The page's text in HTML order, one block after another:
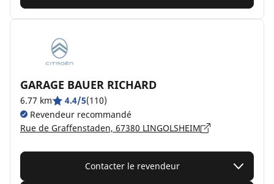
GARAGE BAUER RICHARD
6.77 km 4.4/5(110)
Revendeur recommandé
Rue de Graffenstaden, 67380 LINGOLSHEIM
Contacter le revendeur